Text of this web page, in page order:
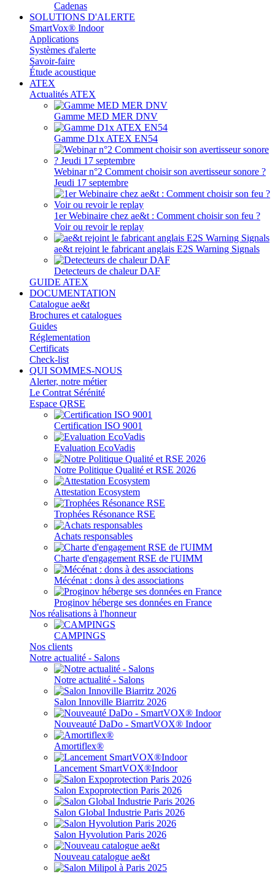
Cadenas
SOLUTIONS D'ALERTE
SmartVox® Indoor
Applications
Systèmes d'alerte
Savoir-faire
Étude acoustique
ATEX
Actualités ATEX
Gamme MED MER DNV
Gamme D1x ATEX EN54
Webinar n°2 Comment choisir son avertisseur sonore ?
Jeudi 17 septembre
1er Webinaire chez ae&t : Comment choisir son feu ?
Voir ou revoir le replay
ae&t rejoint le fabricant anglais E2S Warning Signals
Detecteurs de chaleur DAF
GUIDE ATEX
DOCUMENTATION
Catalogue ae&t
Brochures et catalogues
Guides
Réglementation
Certificats
Check-list
QUI SOMMES-NOUS
Alerter, notre métier
Le Contrat Sérénité
Espace QRSE
Certification ISO 9001
Evaluation EcoVadis
Notre Politique Qualité et RSE 2026
Attestation Ecosystem
Trophées Résonance RSE
Achats responsables
Charte d'engagement RSE de l'UIMM
Mécénat : dons à des associations
Proginov héberge ses données en France
Nos réalisations à l'honneur
CAMPINGS
Nos clients
Notre actualité - Salons
Notre actualité - Salons
Salon Innoville Biarritz 2026
Nouveauté DaDo - SmartVOX® Indoor
Amortiflex®
Lancement SmartVOX®Indoor
Salon Expoprotection Paris 2026
Salon Global Industrie Paris 2026
Salon Hyvolution Paris 2026
Nouveau catalogue ae&t